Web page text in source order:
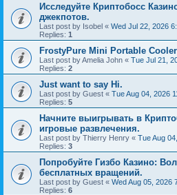
Исследуйте Криптобосс
джекпотов.
Last post by Isobel « Wed Jul 22, 2026
Replies: 1
FrostyPure Mini Portable
Last post byAmelia John « Tue Jul 21,
Replies: 2
Just want to say Hi.
Last post by Guest « Tue Aug 04, 2026
Replies: 5
Начните выигрывать в
игровые развлечения.
Last post by Thierry Henry « Tue Aug
Replies: 3
Попробуйте Гизбо Казино:
бесплатных вращений.
Last post by Guest « Wed Aug 05, 2026
Replies: 6